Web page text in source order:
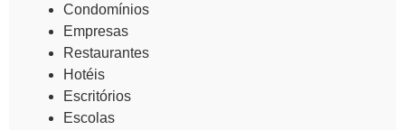
Condomínios
Empresas
Restaurantes
Hotéis
Escritórios
Escolas